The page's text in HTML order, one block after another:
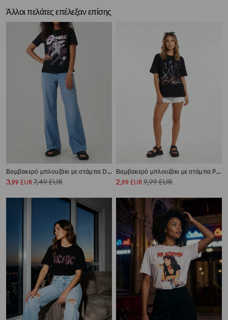
Άλλοι πελάτες επέλεξαν επίσης
Βαμβακερό μπλουζάκι με στάμπα David Bowie
3,99 EUR7,49EUR
Βαμβακερό μπλουζάκι με στάμπα Pretty Little Liars
2,99 EUR9,99EUR